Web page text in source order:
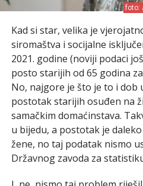
foto:
Kad si star, velika je
siromaštva i socijalne
2021. godine (noviji podaci
posto starijih od 65 godina
No, najgore je što je to i dob
postotak starijih osuđen na
samačkim domaćinstava.
u bijedu, a postotak je
žene, no taj podatak nismo
Državnog zavoda za